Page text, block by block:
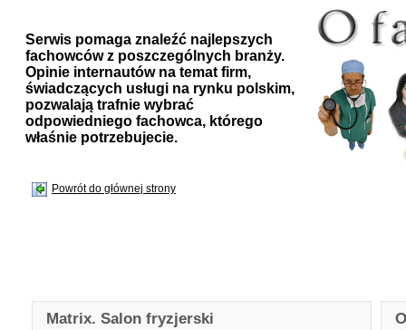
Serwis pomaga znaleźć najlepszych
fachowców z poszczególnych branży.
Opinie internautów na temat firm,
świadczących usługi na rynku polskim,
pozwalają trafnie wybrać
odpowiedniego fachowca, którego
właśnie potrzebujecie.
Powrót do głównej strony
Matrix. Salon fryzjerski